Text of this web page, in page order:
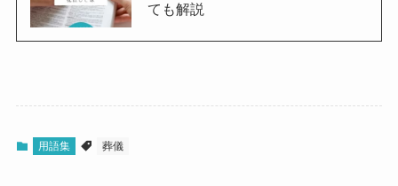
ても解説
用語集 葬儀